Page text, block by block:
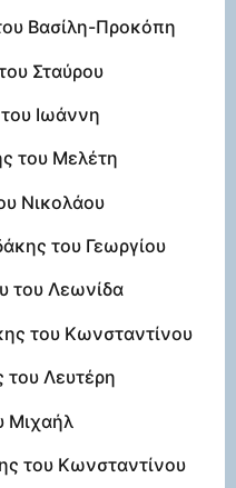
Βασίλη-Προκόπη
Σταύρου
Ιωάννη
Μελέτη
Νικολάου
του Γεωργίου
του Λεωνίδα
του Κωνσταντίνου
Λευτέρη
του Κωνσταντίνου